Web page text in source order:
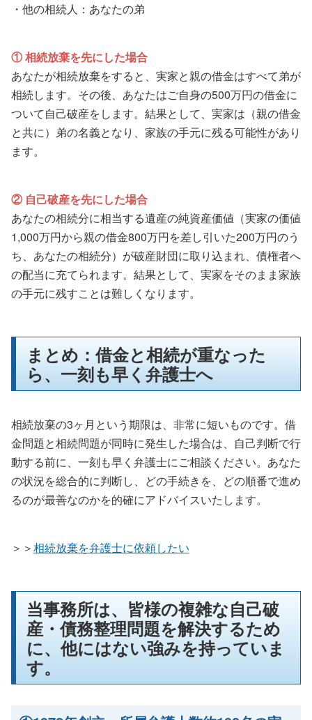
・他の相続人：あなたの弟
① 相続放棄を先にした場合
あなたが相続放棄をすると、実家と親の借金はすべて弟が
相続します。その後、あなたはご自身の500万円の借金に
ついて自己破産をします。結果として、実家は（親の借金
と共に）弟の名義となり、家族の手元に残る可能性があり
ます。
② 自己破産を先にした場合
あなたの相続分に相当する遺産の純資産価値（実家の価値
1,000万円から親の借金800万円を差し引いた200万円のう
ち、あなたの相続分）が破産財団に取り込まれ、債権者へ
の配当に充てられます。結果として、実家をそのまま家族
の手元に残すことは難しくなります。
まとめ：借金と相続が重なった
ら、一刻も早く弁護士へ
相続放棄の3ヶ月という期限は、非常に短いものです。借
金問題と相続問題が同時に発生した場合は、自己判断で行
動する前に、一刻も早く弁護士にご相談ください。あなた
の状況を総合的に判断し、どの手続きを、どの順番で進め
るのが最善なのかを的確にアドバイスいたします。
＞＞相続放棄を弁護士に依頼したい
当事務所は、皆様の複雑な自己破
産・債務整理問題を解決するため
に、他にはない強みを持っていま
す。